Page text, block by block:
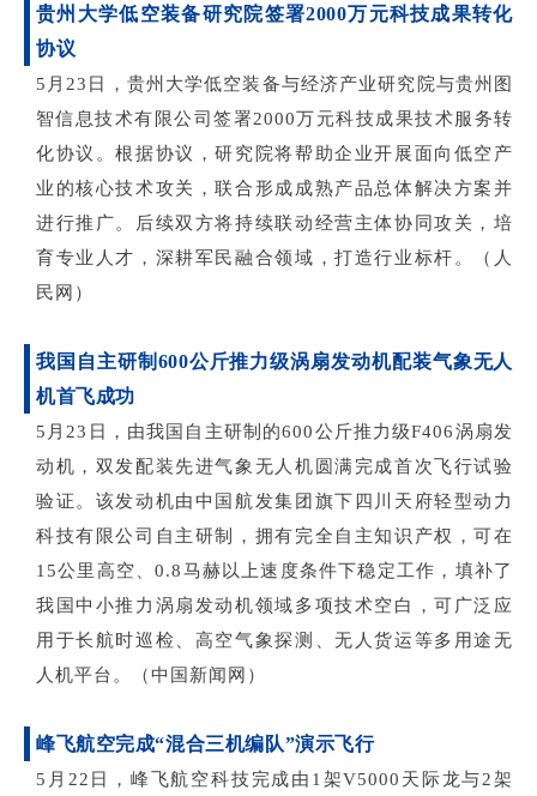
贵州大学低空装备研究院签署2000万元科技成果转化
协议
5月23日，贵州大学低空装备与经济产业研究院与贵州图
智信息技术有限公司签署2000万元科技成果技术服务转
化协议。根据协议，研究院将帮助企业开展面向低空产
业的核心技术攻关，联合形成成熟产品总体解决方案并
进行推广。后续双方将持续联动经营主体协同攻关，培
育专业人才，深耕军民融合领域，打造行业标杆。（人
民网）
我国自主研制 600公斤推力级涡扇发动机配装气象无人
机首飞成功
5月23日，由我国自主研制的600公斤推力级F406涡扇发
动机，双发配装先进气象无人机圆满完成首次飞行试验
验证。该发动机由中国航发集团旗下四川天府轻型动力
科技有限公司自主研制，拥有完全自主知识产权，可在
15公里高空、0.8马赫以上速度条件下稳定工作，填补了
我国中小推力涡扇发动机领域多项技术空白，可广泛应
用于长航时巡检、高空气象探测、无人货运等多用途无
人机平台。（中国新闻网）
峰飞航空完成“混合三机编队”演示飞行
5月22日，峰飞航空科技完成由1架V5000天际龙与2架